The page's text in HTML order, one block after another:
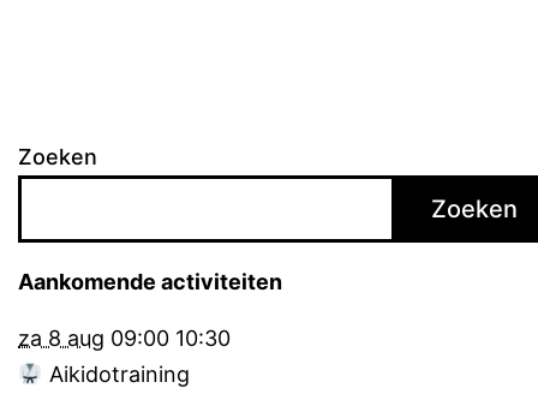
Zoeken
Zoeken
Aankomende activiteiten
za 8 aug 09:00 10:30
Aikidotraining